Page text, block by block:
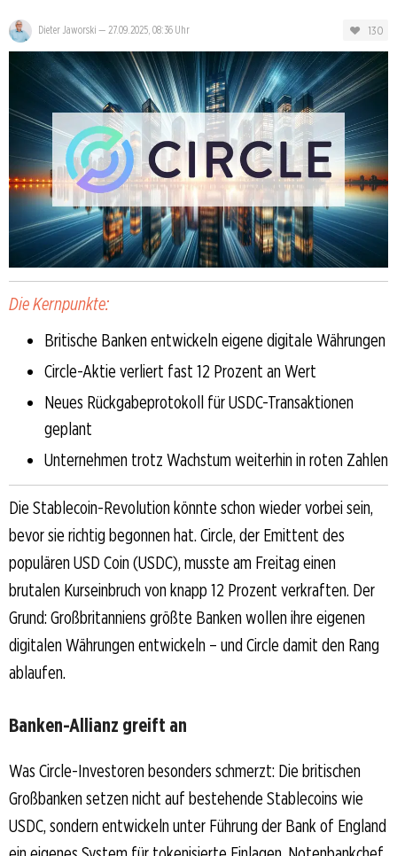
Dieter Jaworski — 27.09.2025, 08:36 Uhr 130
Die Kernpunkte:
Britische Banken entwickeln eigene digitale Währungen
Circle-Aktie verliert fast 12 Prozent an Wert
Neues Rückgabeprotokoll für USDC-Transaktionen
geplant
Unternehmen trotz Wachstum weiterhin in roten Zahlen
Die Stablecoin-Revolution könnte schon wieder vorbei sein,
bevor sie richtig begonnen hat. Circle, der Emittent des
populären USD Coin (USDC), musste am Freitag einen
brutalen Kurseinbruch von knapp 12 Prozent verkraften. Der
Grund: Großbritanniens größte Banken wollen ihre eigenen
digitalen Währungen entwickeln – und Circle damit den Rang
ablaufen.
Banken-Allianz greift an
Was Circle-Investoren besonders schmerzt: Die britischen
Großbanken setzen nicht auf bestehende Stablecoins wie
USDC, sondern entwickeln unter Führung der Bank of England